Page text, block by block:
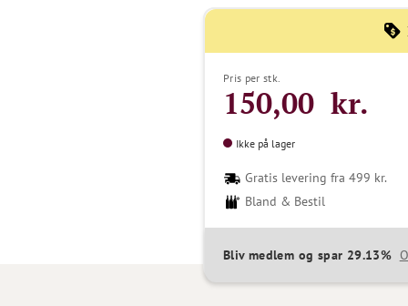
Pris per stk.
150,00 kr.
Gratis levering fra 499 kr.
Bland & Bestil
Ikke på lager
Bliv medlem og spar 29.13%